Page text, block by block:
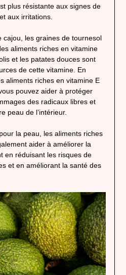
plus résistante aux signes de
aux irritations.
cajou, les graines de tournesol
aliments riches en vitamine
et les patates douces sont
de cette vitamine. En
aliments riches en vitamine E
pouvez aider à protéger
des radicaux libres et
peau de l’intérieur.
la peau, les aliments riches
aider à améliorer la
en réduisant les risques de
et en améliorant la santé des